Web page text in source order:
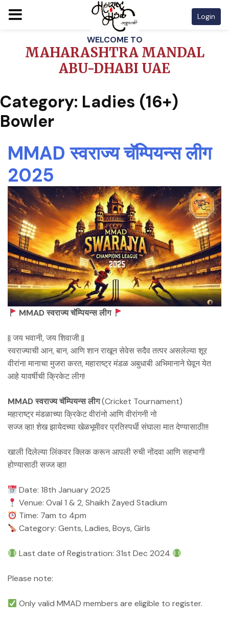
content
WELCOME TO
MAHARASHTRA MANDAL
ABU-DHABI UAE
Login
Category: Ladies (16+)
Bowler
MMAD स्वराज्य चॅम्पियन्स लीग
2025
MMAD स्वराज्य चॅम्पियन्स लीग
|| जय भवानी, जय शिवाजी ||
स्वराज्याची आन, बान, आणि शान राखून सेवेस सदैव तत्पर असलेल्या शूर
वीरांना मानाचा मुजरा करत, महाराष्ट्र मंडळ अबुधाबी अभिमानाने घेवून येत
आहे यावर्षीची क्रिकेट लीग!
MMAD स्वराज्य चॅम्पियन्स लीग(Cricket Tournament)
महाराष्ट्र मंडळाच्या क्रिकेट वीरांनो आणि वीरांगनी नो
सज्ज व्हा! शेख झायेदच्या खेळभूमीवर प्रतिस्पर्धी संघाला मात देण्यासाठी!!!
खाली दिलेल्या लिंकवर क्लिक करून आपली रुची नोंदवा आणि सहभागी
होण्यासाठी सज्ज व्हा!
Date: 18th January 2025
Venue: Oval 1 & 2, Shaikh Zayed Stadium
Time: 7am to 4pm
Category: Gents, Ladies, Boys, Girls
Last date of Registration: 31st Dec 2024
Please note:
Only valid MMAD members are eligible to register.